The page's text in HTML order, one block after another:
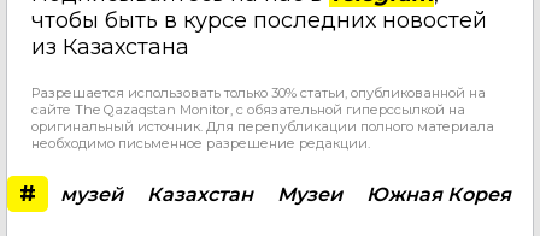
чтобы быть в курсе последних новостей
из Казахстана
Разрешается использовать только 30% статьи, опубликованной на
сайте The Qazaqstan Monitor, с обязательной гиперссылкой на
оригинальный источник. Для перепубликации полного материала
необходимо письменное разрешение редакции.
# музей Казахстан Музеи Южная Корея